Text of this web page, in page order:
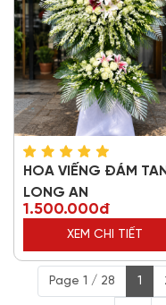
HOA VIẾNG ĐÁM
LONG AN
1.500.000đ
XEM CHI TIẾT
Page 1 / 28 1